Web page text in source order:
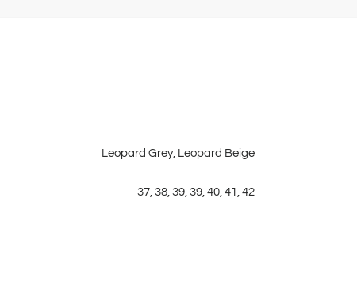
Leopard Grey, Leopard Beige
37, 38, 39, 39, 40, 41, 42